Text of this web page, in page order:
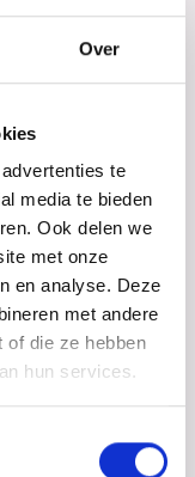
Over
te
media te bieden
Ook delen we
met onze
en analyse. Deze
met andere
of die ze hebben
hun services.
kun je
wordt voor de
je tijdelijk een
de huid voor op
darm na een
je
ziekenhuis.
Kijk op